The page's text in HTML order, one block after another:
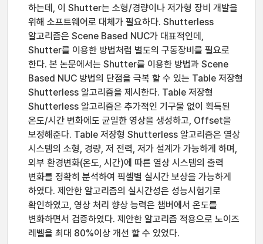
하는데, 이 Shutter는 소형/경량이나 저가형 장비 개발을
위해 소프트웨어로 대체가 필요하다. Shutterless
알고리즘은 Scene Based NUC가 대표적인데,
Shutter를 이용한 방법처럼 별도의 구동장비를 필요로
한다. 본 논문에서는 Shutter를 이용한 방법과 Scene
Based NUC 방법의 단점을 극복 할 수 있는 Table 저장형
Shutterless 알고리즘을 제시한다. Table 저장형
Shutterless 알고리즘은 추가적인 기구물 없이 획득된
온도/시간 변화에도 균일한 영상을 생성하고, Offset을
보정해준다. Table 저장형 Shutterless 알고리즘은 열상
시스템의 소형, 경량, 저 전력, 저가 설계가 가능하게 하며,
외부 환경변화(온도, 시간)에 따른 열상 시스템의 출력
변화를 정확히 분석하여 픽셀별 실시간 보상을 가능하게
하였다. 제안한 알고리즘의 실시간성은 성능시험기로
확인하였고, 영상 처리 향상 능력은 챔버에서 온도를
변화하면서 검증하였다. 제안한 알고리즘 적용으로 노이즈
레벨을 최대 80%이상 개선 할 수 있었다.